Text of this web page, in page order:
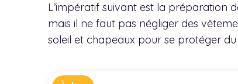
L’impératif suivant est la préparation
mais il ne faut pas négliger des
soleil et chapeaux pour se protéger